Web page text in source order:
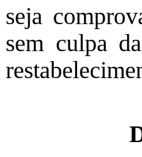
seja
sem culpa